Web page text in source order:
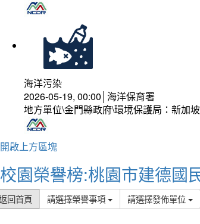
海洋污染
2026-05-19, 00:00│海洋保育署
地方單位\金門縣政府\環境保護局：新加
開啟上方區塊
校園榮譽榜:桃園市建德國
回首頁 請選擇榮譽事項 請選擇發佈單位